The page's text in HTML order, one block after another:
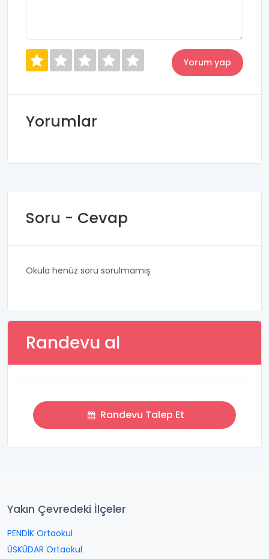
Yorumlar
Soru - Cevap
Okula henüz soru sorulmamış
Randevu al
Randevu Talep Et
Yakın Çevredeki İlçeler
PENDİK Ortaokul
ÜSKÜDAR Ortaokul